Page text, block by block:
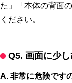
た」「本体の背面
ください。
Q5. 画面に少
A. 非常に危険です